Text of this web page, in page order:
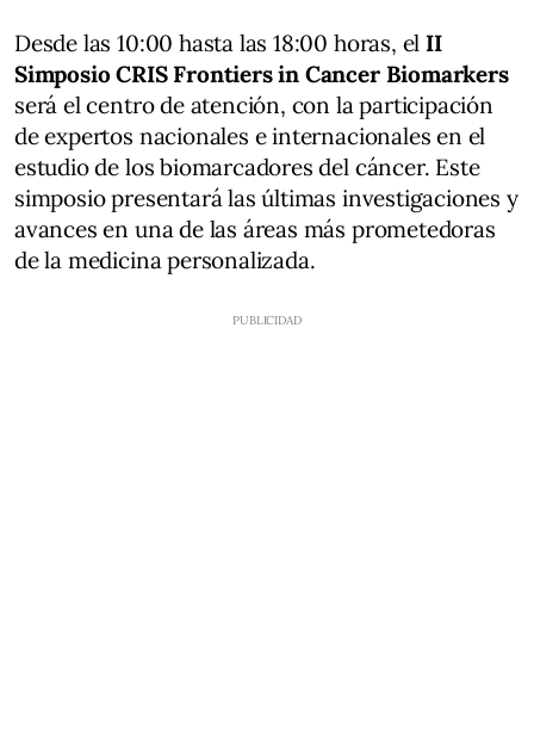
Desde las 10:00 hasta las 18:00 horas, el II
Simposio CRIS Frontiers in Cancer Biomarkers
será el centro de atención, con la participación
de expertos nacionales e internacionales en el
estudio de los biomarcadores del cáncer. Este
simposio presentará las últimas investigaciones y
avances en una de las áreas más prometedoras
de la medicina personalizada.